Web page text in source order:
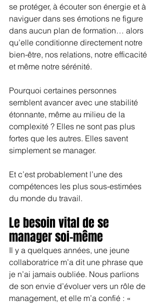
se protéger, à écouter son énergie et à
naviguer dans ses émotions ne figure
dans aucun plan de formation… alors
qu’elle conditionne directement notre
bien-être, nos relations, notre efficacité
et même notre sérénité.
Pourquoi certaines personnes
semblent avancer avec une stabilité
étonnante, même au milieu de la
complexité ? Elles ne sont pas plus
fortes que les autres. Elles savent
simplement se manager.
Et c’est probablement l’une des
compétences les plus sous-estimées
du monde du travail.
Le besoin vital de se
manager soi-même
Il y a quelques années, une jeune
collaboratrice m’a dit une phrase que
je n’ai jamais oubliée. Nous parlions
de son envie d’évoluer vers un rôle de
management, et elle m’a confié : «